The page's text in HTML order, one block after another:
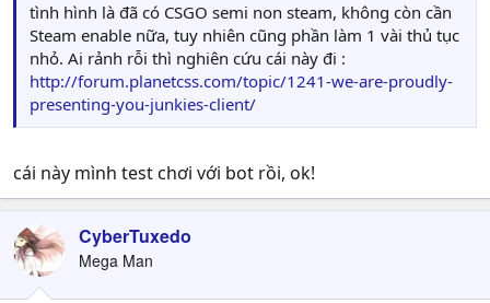
tình hình là đã có CSGO semi non steam, không còn cần
Steam enable nữa, tuy nhiên cũng phần làm 1 vài thủ tục
nhỏ. Ai rảnh rỗi thì nghiên cứu cái này đi :
http://forum.planetcss.com/topic/1241-we-are-proudly-
presenting-you-junkies-client/
cái này mình test chơi với bot rồi, ok!
CyberTuxedo
Mega Man